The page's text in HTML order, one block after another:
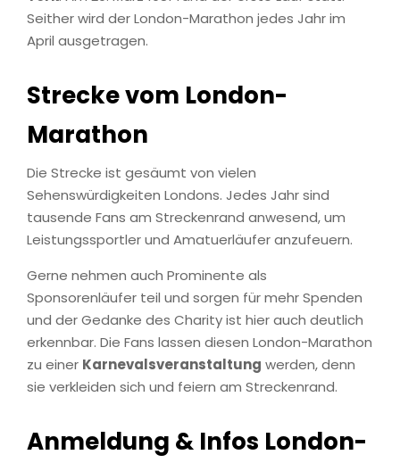
Seither wird der London-Marathon jedes Jahr im
April ausgetragen.
Strecke vom London-
Marathon
Die Strecke ist gesäumt von vielen
Sehenswürdigkeiten Londons. Jedes Jahr sind
tausende Fans am Streckenrand anwesend, um
Leistungssportler und Amatuerläufer anzufeuern.
Gerne nehmen auch Prominente als
Sponsorenläufer teil und sorgen für mehr Spenden
und der Gedanke des Charity ist hier auch deutlich
erkennbar. Die Fans lassen diesen London-Marathon
zu einer Karnevalsveranstaltung werden, denn
sie verkleiden sich und feiern am Streckenrand.
Anmeldung & Infos London-